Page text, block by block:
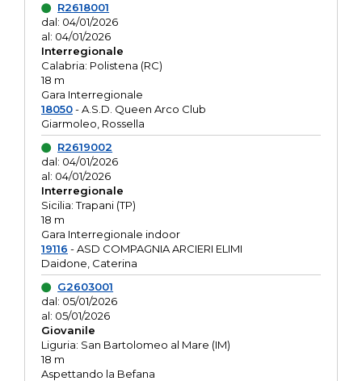
R2618001
dal: 04/01/2026
al: 04/01/2026
Interregionale
Calabria: Polistena (RC)
18 m
Gara Interregionale
18050- A.S.D. Queen Arco Club
Giarmoleo, Rossella
R2619002
dal: 04/01/2026
al: 04/01/2026
Interregionale
Sicilia: Trapani (TP)
18 m
Gara Interregionale indoor
19116 - ASD COMPAGNIA ARCIERI ELIMI
Daidone, Caterina
G2603001
dal: 05/01/2026
al: 05/01/2026
Giovanile
Liguria: San Bartolomeo al Mare (IM)
18 m
Aspettando la Befana